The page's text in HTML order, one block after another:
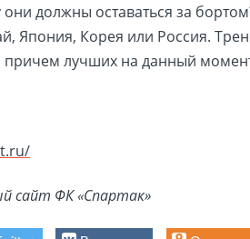
должны оставаться за
Япония, Корея или Россия.
причем лучших на данный
сайт ФК «Спартак»